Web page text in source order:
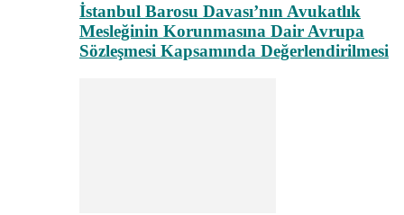
İstanbul Barosu Davası’nın Avukatlık
Mesleğinin Korunmasına Dair Avrupa
Sözleşmesi Kapsamında Değerlendirilmesi